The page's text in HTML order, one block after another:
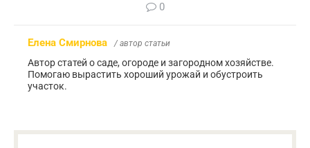
0
Елена Смирнова / автор статьи
Автор статей о саде, огороде и загородном хозяйстве.
Помогаю вырастить хороший урожай и обустроить
участок.